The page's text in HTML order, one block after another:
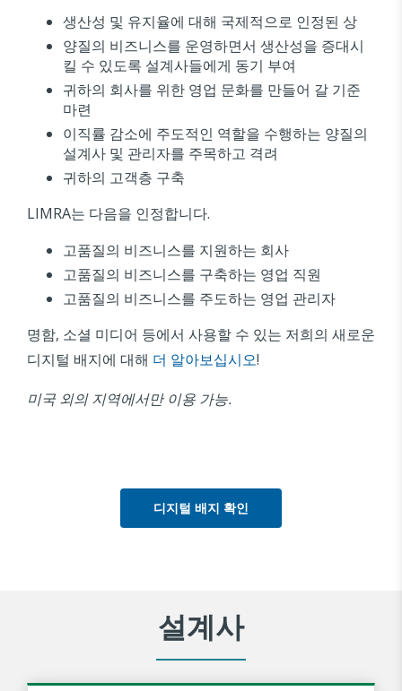
생산성 및 유지율에 대해 국제적으로 인정된 상
양질의 비즈니스를 운영하면서 생산성을 증대시
킬 수 있도록 설계사들에게 동기 부여
귀하의 회사를 위한 영업 문화를 만들어 갈 기준
마련
이직률 감소에 주도적인 역할을 수행하는 양질의
설계사 및 관리자를 주목하고 격려
귀하의 고객층 구축
LIMRA는 다음을 인정합니다.
고품질의 비즈니스를 지원하는 회사
고품질의 비즈니스를 구축하는 영업 직원
고품질의 비즈니스를 주도하는 영업 관리자
명함, 소셜 미디어 등에서 사용할 수 있는 저희의 새로운
디지털 배지에 대해 더 알아보십시오!
미국 외의 지역에서만 이용 가능.
디지털 배지 확인
설계사